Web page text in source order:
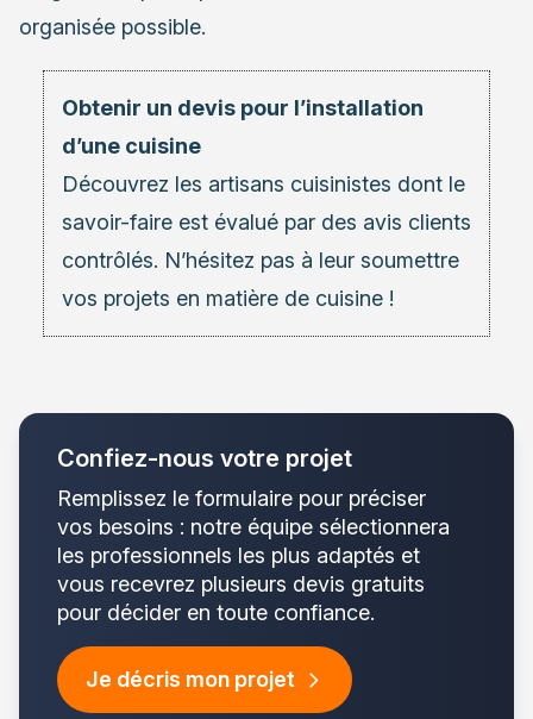
organisée possible.
Obtenir un devis pour l’installation
d’une cuisine
Découvrez les artisans cuisinistes dont le
savoir-faire est évalué par des avis clients
contrôlés. N’hésitez pas à leur soumettre
vos projets en matière de cuisine !
Confiez-nous votre projet
Remplissez le formulaire pour préciser
vos besoins : notre équipe sélectionnera
les professionnels les plus adaptés et
vous recevrez plusieurs devis gratuits
pour décider en toute confiance.
Je décris mon projet